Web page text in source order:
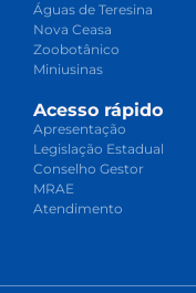
Águas de Teresina
Nova Ceasa
Zoobotânico
Miniusinas
Acesso rápido
Apresentação
Legislação Estadual
Conselho Gestor
MRAE
Atendimento